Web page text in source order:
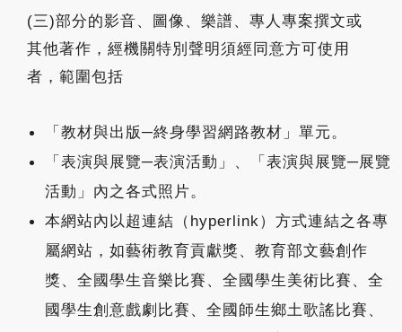
(三)部分的影音、圖像、樂譜、專人專案撰文或
其他著作，經機關特別聲明須經同意方可使用
者，範圍包括
「教材與出版─終身學習網路教材」單元。
「表演與展覽─表演活動」、「表演與展覽─展覽
活動」內之各式照片。
本網站內以超連結（hyperlink）方式連結之各專
屬網站，如藝術教育貢獻獎、教育部文藝創作
獎、全國學生音樂比賽、全國學生美術比賽、全
國學生創意戲劇比賽、全國師生鄉土歌謠比賽、